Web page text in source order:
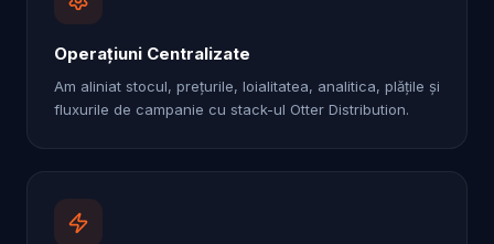
Operațiuni Centralizate
Am aliniat stocul, prețurile, loialitatea, analitica, plățile și
fluxurile de campanie cu stack-ul Otter Distribution.